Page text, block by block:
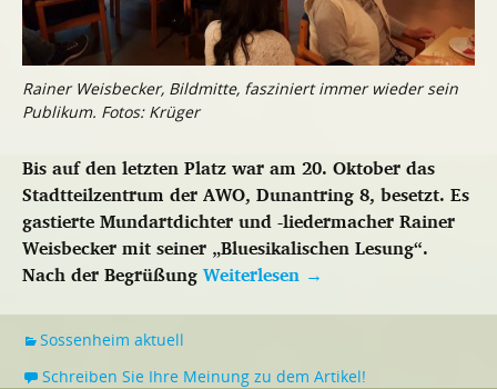
Rainer Weisbecker, Bildmitte, fasziniert immer wieder sein
Publikum. Fotos: Krüger
Bis auf den letzten Platz war am 20. Oktober das
Stadtteilzentrum der AWO, Dunantring 8, besetzt. Es
gastierte Mundartdichter und -liedermacher Rainer
Weisbecker mit seiner „Bluesikalischen Lesung“.
Nach der BegrüßungWeiterlesen →
Sossenheim aktuell
Schreiben Sie Ihre Meinung zu dem Artikel!